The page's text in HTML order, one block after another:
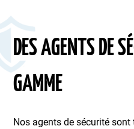
DES AGENTS DE
GAMME
Nos agents de sécurité